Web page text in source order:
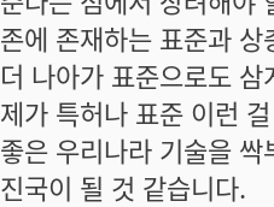
존에 존재하는 표준과
더 나아가 표준으로도
제가 특허나 표준 이런
좋은 우리나라 기술을
진국이 될 것 같습니다.